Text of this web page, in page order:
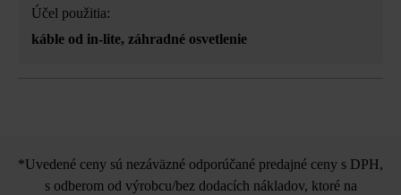
Účel použitia:
káble od in-lite, záhradné osvetlenie
*Uvedené ceny sú nezáväzné odporúčané predajné ceny s DPH,
s odberom od výrobcu/bez dodacích nákladov, ktoré na